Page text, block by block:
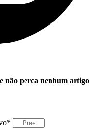
não perca nenhum artigo